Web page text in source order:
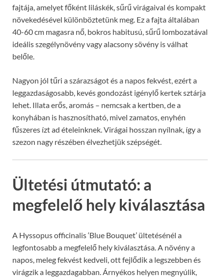
fajtája, amelyet főként liláskék, sűrű virágaival és kompakt
növekedésével különböztetünk meg. Ez a fajta általában
40-60 cm magasra nő, bokros habitusú, sűrű lombozatával
ideális szegélynövény vagy alacsony sövény is válhat
belőle.
Nagyon jól tűri a szárazságot és a napos fekvést, ezért a
leggazdaságosabb, kevés gondozást igénylő kertek sztárja
lehet. Illata erős, aromás – nemcsak a kertben, de a
konyhában is hasznosítható, mivel zamatos, enyhén
fűszeres ízt ad ételeinknek. Virágai hosszan nyílnak, így a
szezon nagy részében élvezhetjük szépségét.
Ültetési útmutató: a
megfelelő hely kiválasztása
A Hyssopus officinalis ‘Blue Bouquet’ ültetésénél a
legfontosabb a megfelelő hely kiválasztása. A növény a
napos, meleg fekvést kedveli, ott fejlődik a legszebben és
virágzik a leggazdagabban. Árnyékos helyen megnyúlik,